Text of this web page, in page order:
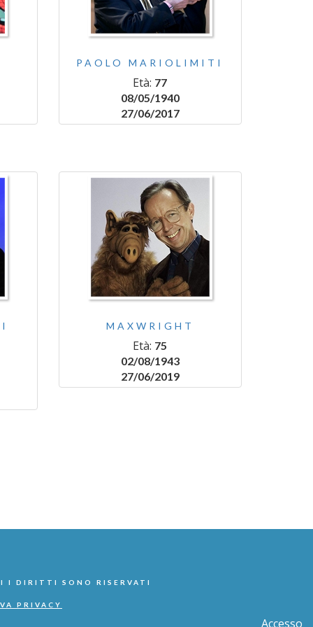
PAOLO MARIOLIMITI
Età: 77
08/05/1940
27/06/2017
MAXWRIGHT
Età: 75
02/08/1943
27/06/2019
I DIRITTI SONO RISERVATI
PRIVACY
Accesso